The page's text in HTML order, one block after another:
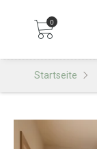
0
Startseite